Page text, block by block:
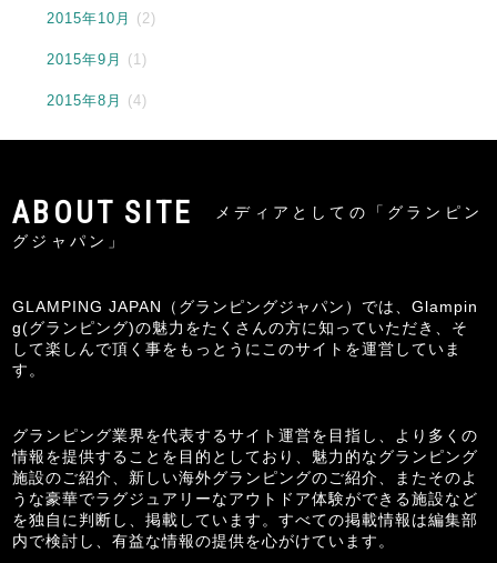
2015年10月 (2)
2015年9月 (1)
2015年8月 (4)
メディアとしての「グランピン
グジャパン」
GLAMPING JAPAN（グランピングジャパン）では、Glampin
g(グランピング)の魅力をたくさんの方に知っていただき、そ
して楽しんで頂く事をもっとうにこのサイトを運営していま
す。
グランピング業界を代表するサイト運営を目指し、より多くの
情報を提供することを目的としており、魅力的なグランピング
施設のご紹介、新しい海外グランピングのご紹介、またそのよ
うな豪華でラグジュアリーなアウトドア体験ができる施設など
を独自に判断し、掲載しています。すべての掲載情報は編集部
内で検討し、有益な情報の提供を心がけています。